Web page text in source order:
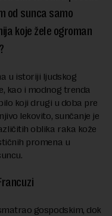
od sunca samo
koje žele ogroman
u istoriji ljudskog
kao i modnog trenda
koji drugi u doba pre
lekovito, sunčanje je
oblika raka kože
promena u
gospodskim, dok